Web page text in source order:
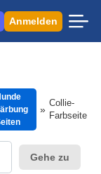
Anmelden
Collie-
Farbseite
Gehe zu